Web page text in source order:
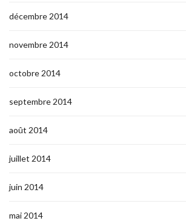
décembre 2014
novembre 2014
octobre 2014
septembre 2014
août 2014
juillet 2014
juin 2014
mai 2014